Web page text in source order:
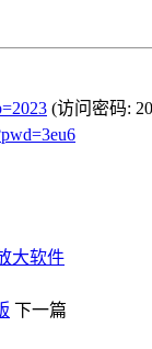
(访问密码:
大软件
下一篇